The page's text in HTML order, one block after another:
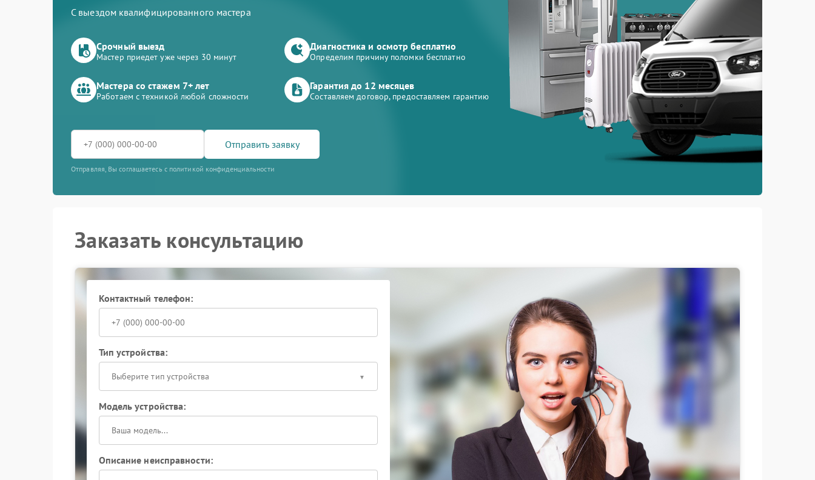
С выездом квалифицированного мастера
Срочный выезд
Мастер приедет уже через 30 минут
Диагностика и осмотр бесплатно
Определим причину поломки бесплатно
Мастера со стажем 7+ лет
Работаем с техникой любой сложности
Гарантия до 12 месяцев
Составляем договор, предоставляем гарантию
Отправить заявку
Отправляя, Вы соглашаетесь с политикой конфиденциальности
Заказать консультацию
Контактный телефон:
Тип устройства:
Выберите тип устройства
Модель устройства:
Описание неисправности: